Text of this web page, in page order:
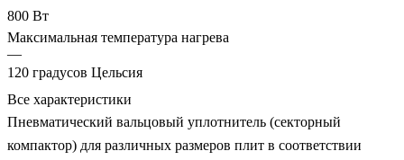
800 Вт
Максимальная температура нагрева
—
120 градусов Цельсия
Все характеристики
Пневматический вальцовый уплотнитель (секторный
компактор) для различных размеров плит в соответствии